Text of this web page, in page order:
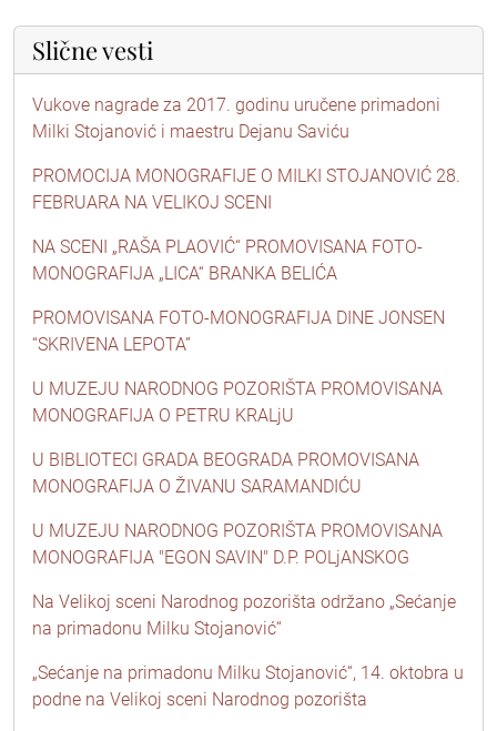
Slične vesti
Vukove nagrade za 2017. godinu uručene primadoni
Milki Stojanović i maestru Dejanu Saviću
PROMOCIJA MONOGRAFIJE O MILKI STOJANOVIĆ 28.
FEBRUARA NA VELIKOJ SCENI
NA SCENI „RAŠA PLAOVIĆ“ PROMOVISANA FOTO-
MONOGRAFIJA „LICA“ BRANKA BELIĆA
PROMOVISANA FOTO-MONOGRAFIJA DINE JONSEN
“SKRIVENA LEPOTA”
U MUZEJU NARODNOG POZORIŠTA PROMOVISANA
MONOGRAFIJA O PETRU KRALjU
U BIBLIOTECI GRADA BEOGRADA PROMOVISANA
MONOGRAFIJA O ŽIVANU SARAMANDIĆU
U MUZEJU NARODNOG POZORIŠTA PROMOVISANA
MONOGRAFIJA "EGON SAVIN" D.P. POLjANSKOG
Na Velikoj sceni Narodnog pozorišta održano „Sećanje
na primadonu Milku Stojanović“
„Sećanje na primadonu Milku Stojanović“, 14. oktobra u
podne na Velikoj sceni Narodnog pozorišta